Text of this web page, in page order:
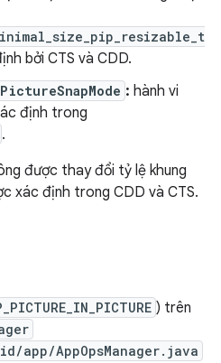
bởi CTS và CDD.
: hành vi
định trong
.
được thay đổi tỷ lệ khung
xác định trong CDD và CTS.
) trên
app/AppOpsManager.java